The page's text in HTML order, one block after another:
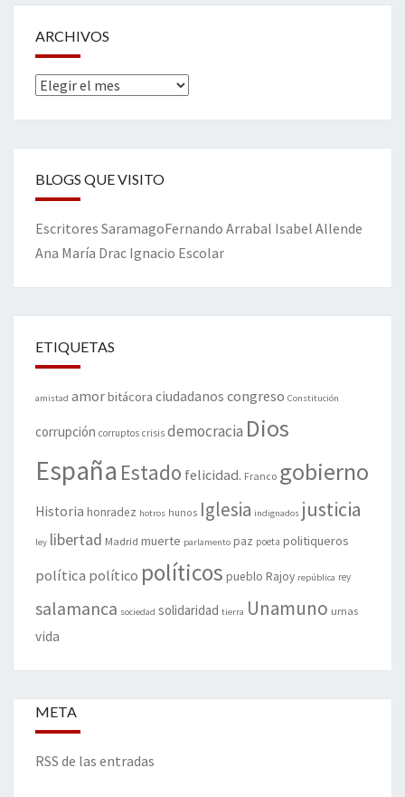
ARCHIVOS
Archivos
BLOGS QUE VISITO
Escritores SaramagoFernando Arrabal Isabel Allende
Ana María Drac Ignacio Escolar
ETIQUETAS
amistad amorbitácora ciudadanos congreso Constitución
corrupción corruptos crisis democracia Dios
España Estado felicidad. Franco gobierno
Historia honradez hotros hunos Iglesia indignados justicia
ley libertad Madrid muerte parlamento paz poeta politiqueros
política político políticos pueblo Rajoy república rey
salamanca sociedad solidaridad tierra Unamuno urnas
vida
META
RSS de las entradas